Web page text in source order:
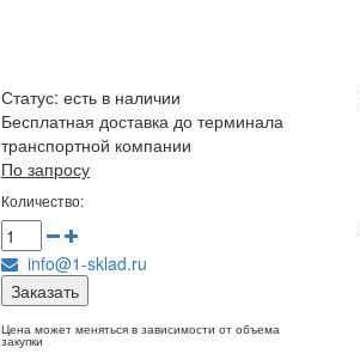
Статус: есть в наличии
Бесплатная доставка до терминала
транспортной компании
По запросу
Количество:
info@1-sklad.ru
Заказать
Цена может меняться в зависимости от объема
закупки